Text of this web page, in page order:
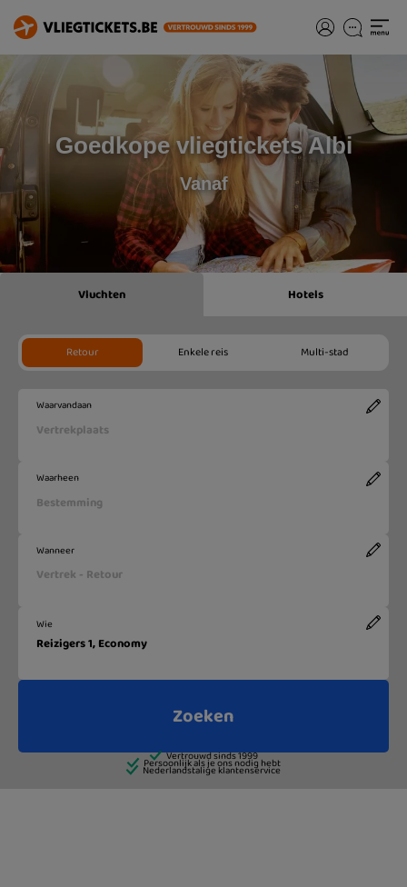
Goedkope vliegtickets Albi
Vanaf